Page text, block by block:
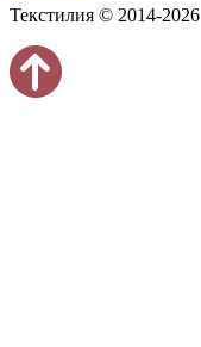
Текстилия © 2014-2026